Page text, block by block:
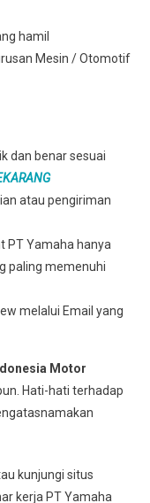
hamil
Mesin / Otomotif
dan benar sesuai
atau pengiriman
PT Yamaha hanya
paling memenuhi
melalui Email yang
Motor
Hati-hati terhadap
kunjungi situs
kerja PT Yamaha